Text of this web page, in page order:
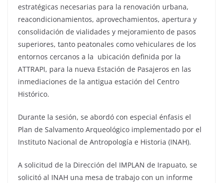
estratégicas necesarias para la renovación urbana,
reacondicionamientos, aprovechamientos, apertura y
consolidación de vialidades y mejoramiento de pasos
superiores, tanto peatonales como vehiculares de los
entornos cercanos a la ubicación definida por la
ATTRAPI, para la nueva Estación de Pasajeros en las
inmediaciones de la antigua estación del Centro
Histórico.
Durante la sesión, se abordó con especial énfasis el
Plan de Salvamento Arqueológico implementado por el
Instituto Nacional de Antropología e Historia (INAH).
A solicitud de la Dirección del IMPLAN de Irapuato, se
solicitó al INAH una mesa de trabajo con un informe